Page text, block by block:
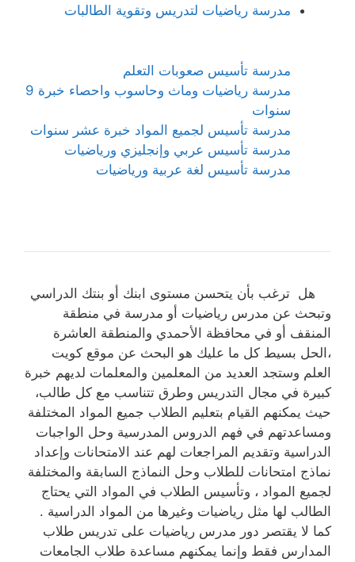
مدرسة رياضيات لتدريس وتقوية الطالبات
مدرسة تأسيس صعوبات التعلم
مدرسة رياضيات وماث وحاسوب واحصاء خبرة 9
سنوات
مدرسة تأسيس لجميع المواد خبرة عشر سنوات
مدرسة تأسيس عربي وإنجليزي ورياضيات
مدرسة تأسيس لغة عربية ورياضيات
هل ترغب بأن يتحسن مستوى ابنك أو بنتك الدراسي
وتبحث عن مدرس رياضيات أو مدرسة في منطقة
المنقف أو في محافظة الأحمدي والمنطقة العاشرة
،الحل بسيط كل ما عليك هو البحث عن موقع كويت
العلم وستجد العديد من المعلمين والمعلمات لديهم خبرة
كبيرة في مجال التدريس وطرق تتناسب مع كل طالب،
حيث يمكنهم القيام بتعليم الطلاب جميع المواد المختلفة
ومساعدتهم في فهم الدروس المدرسية وحل الواجبات
الدراسية وتقديم المراجعات لهم عند الامتحانات وإعداد
نماذج امتحانات للطلاب وحل النماذج السابقة والمختلفة
لجميع المواد ، وتأسيس الطلاب في المواد التي يحتاج
الطالب لها مثل رياضيات وغيرها من المواد الدراسية .
كما لا يقتصر دور مدرس رياضيات على تدريس طلاب
المدارس فقط وإنما يمكنهم مساعدة طلاب الجامعات